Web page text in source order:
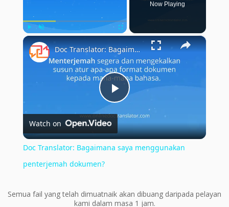
Play Unmute Fullscreen
Now Playing
×
Play
Video
Doc Translator: Bagaimana saya menggunakan penterjemah dokumen?
Watch on
Doc Translator: Bagaimana saya menggunakan
penterjemah dokumen?
Semua fail yang telah dimuatnaik akan dibuang daripada pelayan
kami dalam masa 1 jam.